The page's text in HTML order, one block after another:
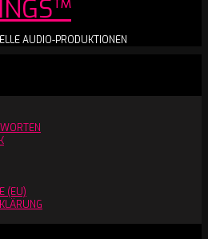
AUDIO-PRODUKTIONEN
(EU)